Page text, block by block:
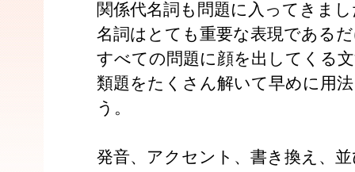
関係代名詞も問題に入ってきま
名詞はとても重要な表現である
すべての問題に顔を出してくる
類題をたくさん解いて早めに用
う。
発音、アクセント、書き換え、